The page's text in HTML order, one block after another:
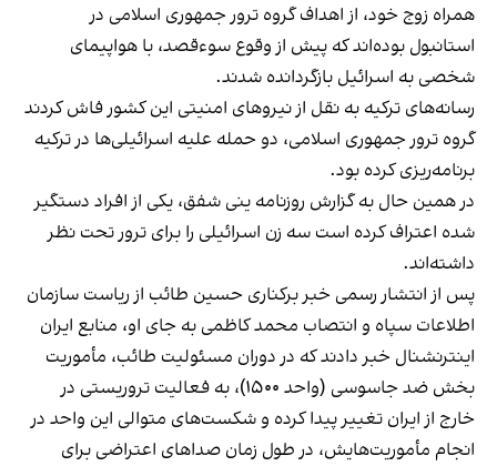
همراه زوج خود، از اهداف گروه ترور جمهوری اسلامی در
استانبول بوده‌اند که پیش از وقوع سوءقصد، با هواپیمای
شخصی به اسرائیل بازگردانده شدند.
رسانه‌های ترکیه به نقل از نیروهای امنیتی این کشور فاش کردند
گروه ترور جمهوری اسلامی، دو حمله علیه اسرائیلی‌ها در ترکیه
برنامه‌ریزی کرده بود.
در همین حال به گزارش روزنامه ینی شفق، یکی از افراد دستگیر
شده اعتراف کرده است سه زن اسرائیلی را برای ترور تحت نظر
داشته‌اند.
پس از انتشار رسمی خبر برکناری حسین طائب از ریاست سازمان
اطلاعات سپاه و انتصاب محمد کاظمی به جای او، منابع ایران
اینترنشنال خبر دادند که در دوران مسئولیت طائب، مأموریت
بخش ضد جاسوسی (واحد ۱۵۰۰)، به فعالیت تروریستی در
خارج از ایران تغییر پیدا کرده و شکست‌های متوالی این واحد در
انجام مأموریت‌هایش، در طول زمان صداهای اعتراضی برای